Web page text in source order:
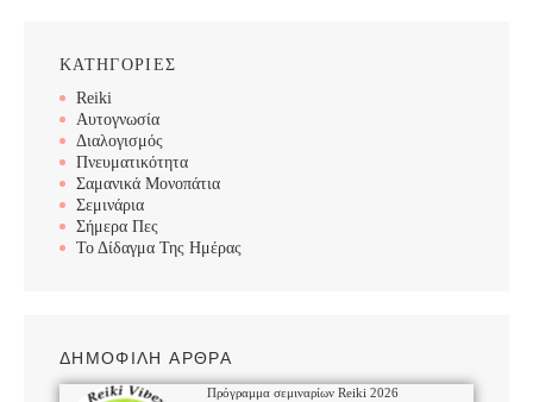
ΚΑΤΗΓΟΡΙΕΣ
Reiki
Αυτογνωσία
Διαλογισμός
Πνευματικότητα
Σαμανικά Μονοπάτια
Σεμινάρια
Σήμερα Πες
Το Δίδαγμα Της Ημέρας
ΔΗΜΟΦΙΛΗ ΑΡΘΡΑ
Πρόγραμμα σεμιναρίων Reiki 2026